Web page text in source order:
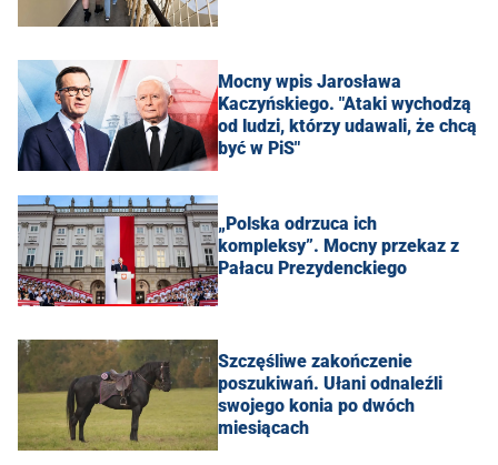
Mocny wpis Jarosława
Kaczyńskiego. "Ataki wychodzą
od ludzi, którzy udawali, że chcą
być w PiS"
„Polska odrzuca ich
kompleksy”. Mocny przekaz z
Pałacu Prezydenckiego
Szczęśliwe zakończenie
poszukiwań. Ułani odnaleźli
swojego konia po dwóch
miesiącach